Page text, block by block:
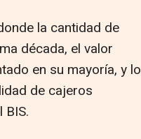
la cantidad de
década, el valor
en su mayoría, y lo
de cajeros